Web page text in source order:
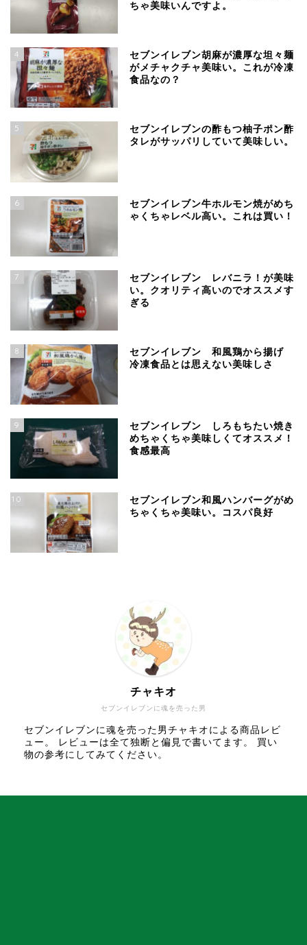
ちゃ美味いんですよ。
4
セブンイレブン胡麻が濃厚な坦々麺
がメチャクチャ美味い。これが冷凍
食品なの？
5
セブンイレブンの酢もつ柚子ポン酢
タレがサッパリしていて美味しい。
6
セブンイレブン牛ホルモン焼がめち
ゃくちゃレベル高い。これは買い！
7
セブンイレブン レバニラ！が美味
い。クオリティ高いのでオススメす
ぎる
8
セブンイレブン 和風鶏から揚げ
冷凍食品とは思えない美味しさ
9
セブンイレブン しろもちたい焼き
めちゃくちゃ美味しくてオススメ！
食感最高
10
セブンイレブン和風ハンバーグがめ
ちゃくちゃ美味い。コスパ良好
セブンイレブンに魂を売った男
チャキオ
セブンイレブンに魂を売った男チャキオによる商品レビ
ュー。 レビューは全て独断と偏見で書いてます。 買い
物の参考にしてみてください。